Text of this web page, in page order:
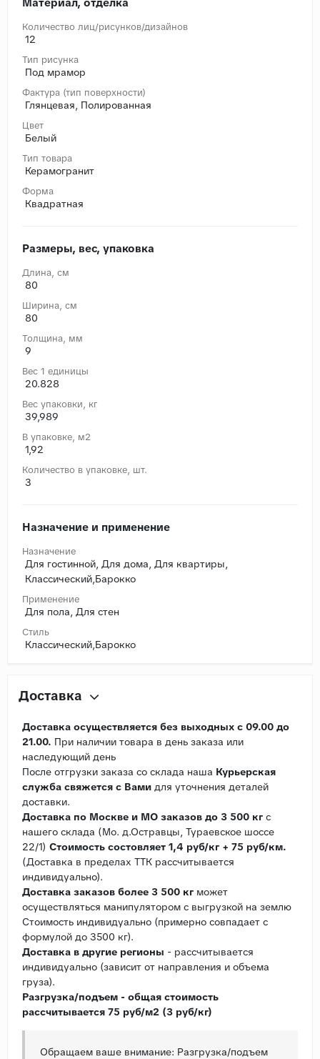
Количество лиц/рисунков/дизайнов
12
Тип рисунка
Под мрамор
Фактура (тип поверхности)
Глянцевая, Полированная
Цвет
Белый
Тип товара
Керамогранит
Форма
Квадратная
Размеры, вес, упаковка
Длина, cм
80
Ширина, cм
80
Толщина, мм
9
Вес 1 единицы
20.828
Вес упаковки, кг
39,989
В упаковке, м2
1,92
Количество в упаковке, шт.
3
Назначение и применение
Назначение
Для гостинной, Для дома, Для квартиры,
Классический,Барокко
Применение
Для пола, Для стен
Стиль
Классический,Барокко
Доставка
Доставка осуществляется без выходных с 09.00 до
21.00. При наличии товара в день заказа или
наследующий день
После отгрузки заказа со склада наша Курьерская
служба свяжется с Вами для уточнения деталей
доставки.
Доставка по Москве и МО заказов до 3 500 кг с
нашего склада (Мо. д.Остравцы, Тураевское шоссе
22/1) Стоимость состовляет 1,4 руб/кг + 75 руб/км.
(Доставка в пределах ТТК рассчитывается
индивидуально).
Доставка заказов более 3 500 кг может
осуществляться манипулятором с выгрузкой на землю
Стоимость индивидуально (примерно совпадает с
формулой до 3500 кг).
Доставка в другие регионы - рассчитывается
индивидуально (зависит от направления и объема
груза).
Разгрузка/подъем - общая стоимость
рассчитывается 75 руб/м2 (3 руб/кг)
Обращаем ваше внимание: Разгрузка/подъем